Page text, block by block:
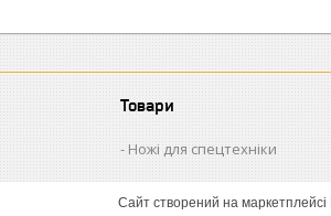
Товари
Ножі для спецтехніки
Сайт створений на маркетплейсі